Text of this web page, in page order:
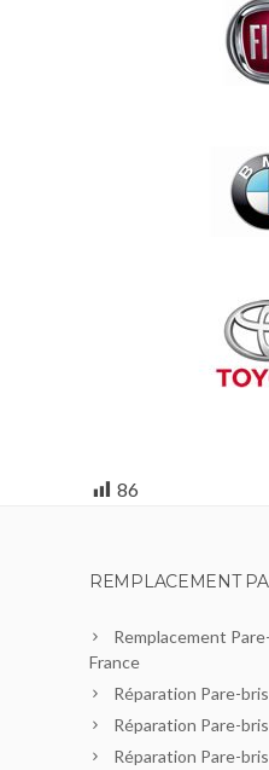
86
REMPLACEMENT
Remplacement
France
Réparation Pare-
Réparation Pare-
Réparation Pare-